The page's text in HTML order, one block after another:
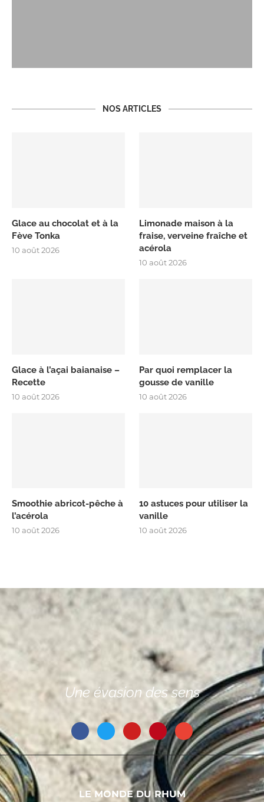
NOS ARTICLES
Glace au chocolat et à la
Fève Tonka
10 août 2026
Limonade maison à la
fraise, verveine fraîche et
acérola
10 août 2026
Glace à l’açai baianaise –
Recette
10 août 2026
Par quoi remplacer la
gousse de vanille
10 août 2026
Smoothie abricot-pêche à
l’acérola
10 août 2026
10 astuces pour utiliser la
vanille
10 août 2026
Une évasion des sens
LE MONDE DU RHUM